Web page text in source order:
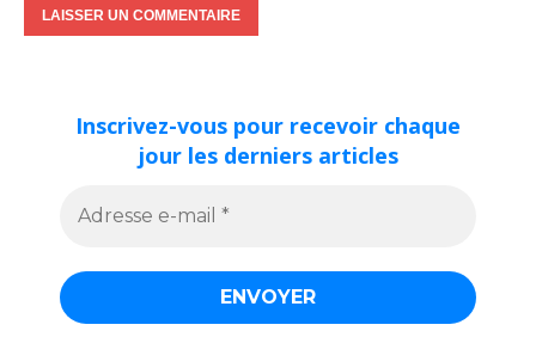
Inscrivez-vous pour recevoir chaque
jour les derniers articles